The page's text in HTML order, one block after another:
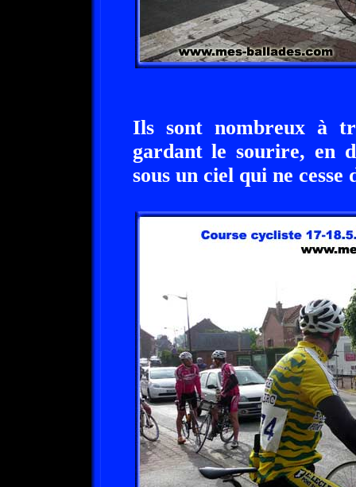
Ils sont nombreux à
gardant le sourire, en
sous un ciel qui ne cesse